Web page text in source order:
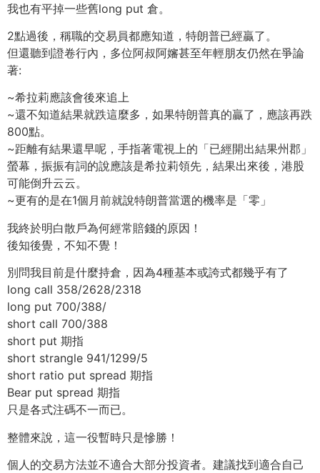
我也有平掉一些舊long put 倉。
2點過後，稱職的交易員都應知道，特朗普已經贏了。
但還聽到證卷行內，多位阿叔阿嬸甚至年輕朋友仍然在爭論
著:
~希拉莉應該會後來追上
~還不知道結果就跌這麼多，如果特朗普真的贏了，應該再跌
800點。
~距離有結果還早呢，手指著電視上的「已經開出結果州郡」
螢幕，振振有詞的說應該是希拉莉領先，結果出來後，港股
可能倒升云云。
~更有的是在1個月前就說特朗普當選的機率是「零」
我終於明白散戶為何經常賠錢的原因！
後知後覺，不知不覺！
別問我目前是什麼持倉，因為4種基本或誇式都幾乎有了
long call 358/2628/2318
long put 700/388/
short call 700/388
short put 期指
short strangle 941/1299/5
short ratio put spread 期指
Bear put spread 期指
只是各式注碼不一而已。
整體來說，這一役暫時只是慘勝！
個人的交易方法並不適合大部分投資者。建議找到適合自己